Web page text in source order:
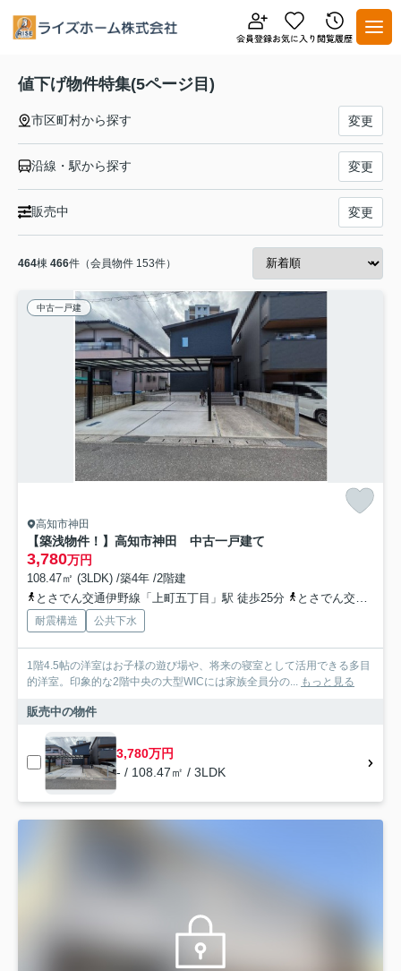
値下げ物件特集(5ページ目)
市区町村から探す 変更
沿線・駅から探す 変更
販売中 変更
464棟 466件（会員物件 153件）
中古一戸建
高知市神田
【築浅物件！】高知市神田 中古一戸建て
3,780万円
108.47㎡ (3LDK) /築4年 /2階建
とさでん交通伊野線「上町五丁目」駅 徒歩25分
とさでん交通「吉野川橋（高知県）」バス停下車 徒歩3分
耐震構造 公共下水
1階4.5帖の洋室はお子様の遊び場や、将来の寝室として活用できる多目
的洋室。印象的な2階中央の大型WICには家族全員分の... もっと見る
販売中の物件
3,780万円
- / 108.47㎡ / 3LDK